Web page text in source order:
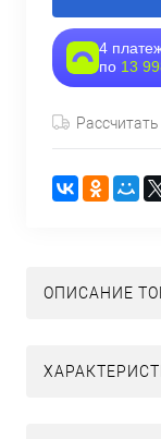
4
по 13
ОПИСАНИЕ